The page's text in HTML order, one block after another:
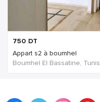
750 DT
Appart s2 à boumhel
Boumhel El Bassatine,